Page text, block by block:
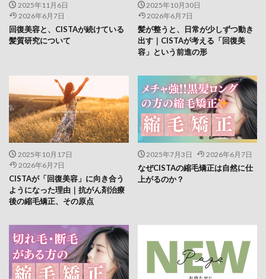
2025年11月6日
2026年6月7日
回復美容と、CISTAが続けている
髪質研究について
2025年10月30日
2026年6月7日
髪が整うと、日常が少しずつ動き
出す｜CISTAが考える「回復美
容」という前進の形
2025年10月17日
2026年6月7日
CISTAが「回復美容」に向き合う
ようになった理由｜抗がん剤治療
後の縮毛矯正、その原点
2025年7月3日 2026年6月7日
なぜCISTAの縮毛矯正は自然に仕
上がるのか？